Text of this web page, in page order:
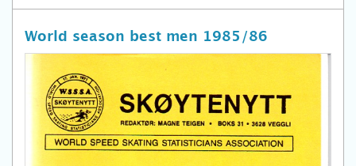
World season best men 1985/86